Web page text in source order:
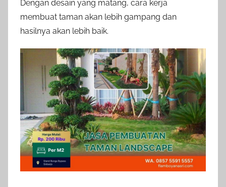
Dengan desain yang matang, cara kerja
membuat taman akan lebih gampang dan
hasilnya akan lebih baik.